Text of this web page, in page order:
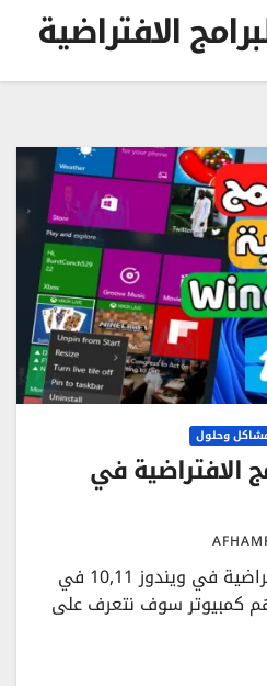
الافتراضية
وحلول
الافتراضية في
طريقة حذف البرامج الافتراضية في ويندوز 10,11 في
كمبيوتر سوف نتعرف على